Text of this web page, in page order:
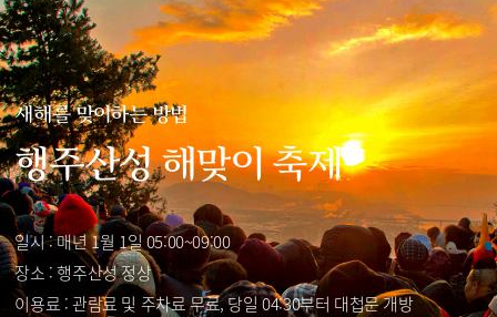
새해를 맞이하는 방법
행주산성 해맞이 축제
일시 : 매년 1월 1일 05:00~09:00
장소 : 행주산성 정상
이용료 : 관람료 및 주차료 무료, 당일 04:30부터 대첩문 개방